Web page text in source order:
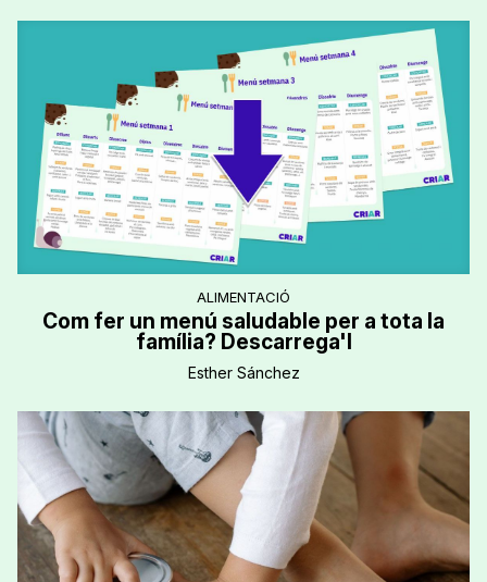
ALIMENTACIÓ
Com fer un menú saludable per a tota la
família? Descarrega'l
Esther Sánchez